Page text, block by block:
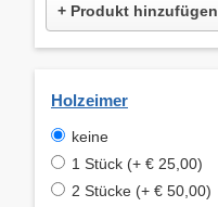
+ Produkt hinzufügen
Holzeimer
keine
1 Stück (+ € 25,00)
2 Stücke (+ € 50,00)